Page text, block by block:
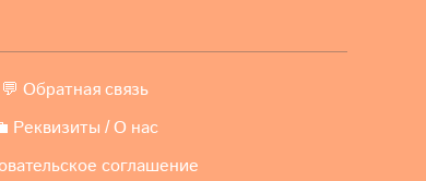
💬 Обратная связь
Реквизиты / О нас
соглашение